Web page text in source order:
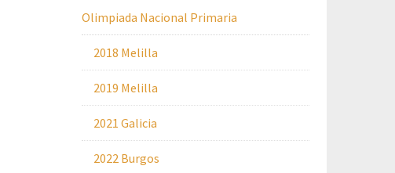
Olimpiada Nacional Primaria
2018 Melilla
2019 Melilla
2021 Galicia
2022 Burgos